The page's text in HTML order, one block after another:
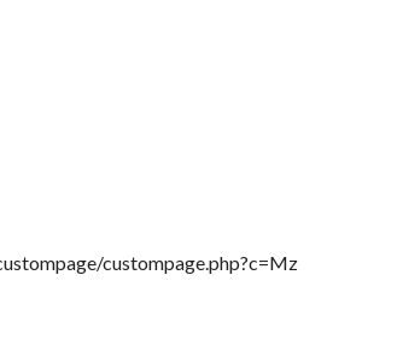
custompage.php?c=Mz